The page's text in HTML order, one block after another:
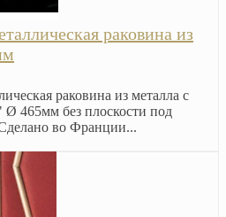
раковина из
раковина из металла с
Ø 465мм без плоскости под
во Франции...